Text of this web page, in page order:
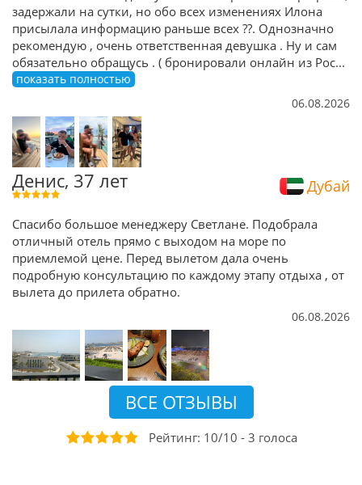
задержали на сутки, но обо всех изменениях Илона
присылала информацию раньше всех ??. Однозначно
рекомендую , очень ответственная девушка . Ну и сам
обязательно обращусь . ( бронировали онлайн из Рос...
показать полностью
06.08.2026
Денис, 37 лет Дубай
Спасибо большое менеджеру Светлане. Подобрала
отличный отель прямо с выходом на море по
приемлемой цене. Перед вылетом дала очень
подробную консультацию по каждому этапу отдыха , от
вылета до прилета обратно.
06.08.2026
ВСЕ ОТЗЫВЫ
Рейтинг: 10/10 - 3 голоса